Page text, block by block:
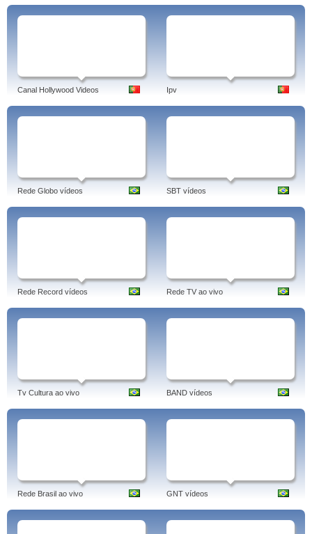
Canal Hollywood Videos Ipv
Rede Globo vídeos SBT vídeos
Rede Record vídeos Rede TV ao vivo
Tv Cultura ao vivo BAND vídeos
Rede Brasil ao vivo GNT vídeos